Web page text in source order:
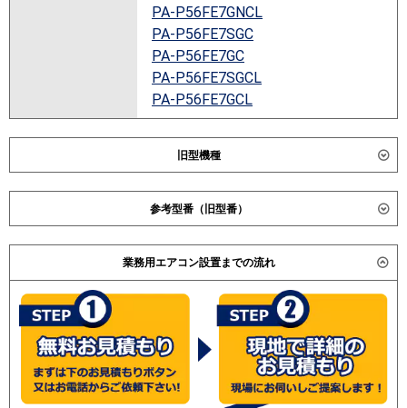
PA-P56FE7GNCL
PA-P56FE7SGC
PA-P56FE7GC
PA-P56FE7SGCL
PA-P56FE7GCL
旧型機種
ダイキン
東芝
RDXA05633JMU
RDXA05633MU
RDXA05633JMUB
RDXA05633MUB
三菱電機
PEZ-ZRMP56SDV
PEZ-ZRMP56DV
PEZ-ZRMP56SDR
PEZ-ZRMP56DR
参考型番（旧型番）
日立 RPI-GP56RGHC / RPI-AP56GH2 / 三菱電機 PEZ-
ZRMP56DK / PEZ-ZRP56SDD / PEZ-ZRP56DD / PEZ-
ZRP56SDE / PEZ-ZRP56DE /
(こちらの型番は参考です。メーカーや仕様によって価格
は異なります。旧型番は在庫切れの可能性がございま
す。）
業務用エアコン設置までの流れ